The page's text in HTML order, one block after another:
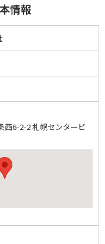
情報
西6-2-2 札幌センタービ